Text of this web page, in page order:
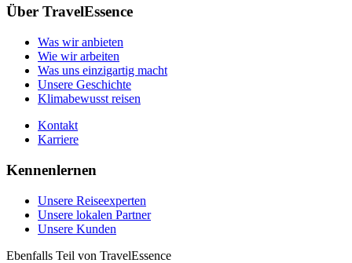
Klimabewusst reisen
Kontakt
Karriere
Unsere Reiseexperten
Unsere Kunden
Über TravelEssence
Was wir anbieten
Wie wir arbeiten
Was uns einzigartig macht
Unsere Geschichte
Klimabewusst reisen
Kontakt
Karriere
Kennenlernen
Unsere Reiseexperten
Unsere lokalen Partner
Unsere Kunden
Ebenfalls Teil von TravelEssence